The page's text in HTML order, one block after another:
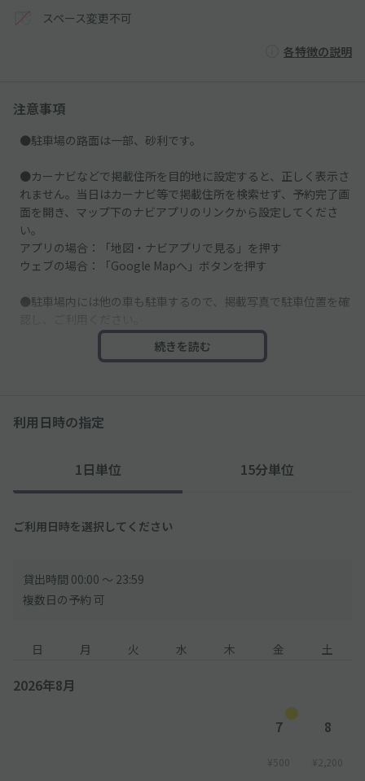
スペース変更不可
各特徴の説明
注意事項
●駐車場の路面は一部、砂利です。
●カーナビなどで掲載住所を目的地に設定すると、正しく表示さ
れません。当日はカーナビ等で掲載住所を検索せず、予約完了画
面を開き、マップ下のナビアプリのリンクから設定してくださ
い。
アプリの場合：「地図・ナビアプリで見る」を押す
ウェブの場合：「Google Mapへ」ボタンを押す
●駐車場内には他の車も駐車するので、掲載写真で駐車位置を確
●水道やガスの検診メーターに乗らないように駐車してくださ
続きを読む
利用日時の指定
1日単位 15分単位
ご利用日時を選択してください
貸出時間 00:00 〜 23:59
複数日の予約 可
日 月 火 水 木 金 土
2026年8月
7
¥500
8
¥2,200